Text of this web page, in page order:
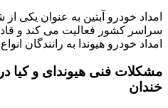
امداد خودرو آبتین به عنوان یکی
سراسر کشور فعالیت می کند و
امداد خودرو هیوندا به رانندگان
مشکلات فنی هیوندای و کیا
خندان